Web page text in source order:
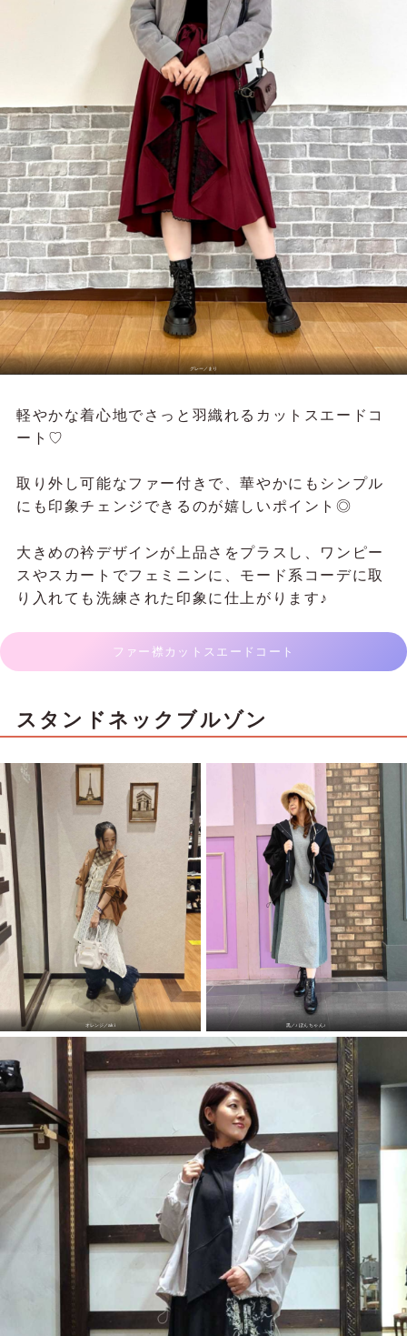
グレー／ ま り
軽やかな着心地でさっと羽織れるカットスエードコ
ート♡
取り外し可能なファー付きで、華やかにもシンプル
にも印象チェンジできるのが嬉しいポイント◎
大きめの衿デザインが上品さをプラスし、ワンピー
スやスカートでフェミニンに、モード系コーデに取
り入れても洗練された印象に仕上がります♪
ファー襟カットスエードコート
スタンドネックブルゾン
オレンジ／ aki 黒／ ♪ぽんちゃん♪